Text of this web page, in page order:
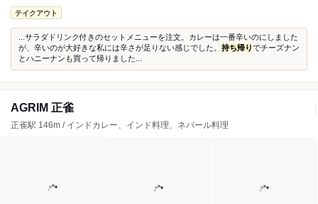
テイクアウト
...サラダドリンク付きのセットメニューを注文。カレーは一番辛いのにしました
が、辛いのが大好きな私には辛さが足りない感じでした。 持ち帰りでチーズナン
とハニーナンも買って帰りました...
AGRIM 正雀
正雀駅 146m / インドカレー、インド料理、ネパール料理